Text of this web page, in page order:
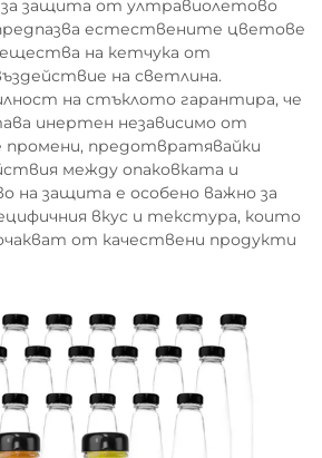
за защита от ултравиолетово
естествените цветове
на кетчука от
на светлина.
на стъклото гарантира, че
инертен независимо от
предотвратявайки
между опаковката и
на защита е особено важно за
вкус и текстура, които
от качествени продукти